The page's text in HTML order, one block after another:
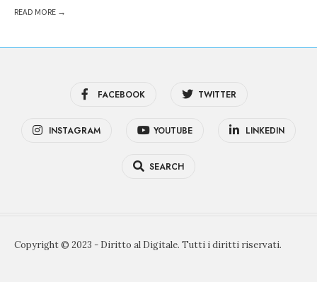
READ MORE →
FACEBOOK TWITTER
INSTAGRAM YOUTUBE LINKEDIN
SEARCH
Copyright © 2023 - Diritto al Digitale. Tutti i diritti riservati.